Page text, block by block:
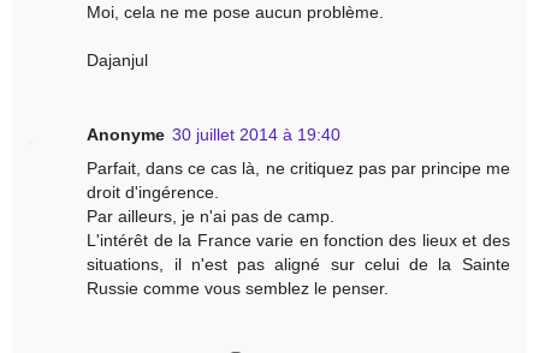
Moi, cela ne me pose aucun problème.
Dajanjul
Anonyme 30 juillet 2014 à 19:40
Parfait, dans ce cas là, ne critiquez pas par principe me
droit d'ingérence.
Par ailleurs, je n'ai pas de camp.
L'intérêt de la France varie en fonction des lieux et des
situations, il n'est pas aligné sur celui de la Sainte
Russie comme vous semblez le penser.